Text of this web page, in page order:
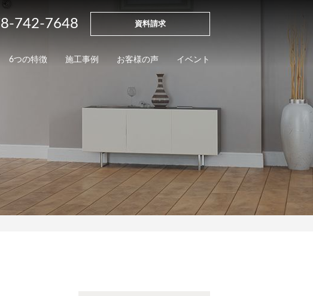
742-7648 資料請求
6つの特徴 施工事例 お客様の声 イベント